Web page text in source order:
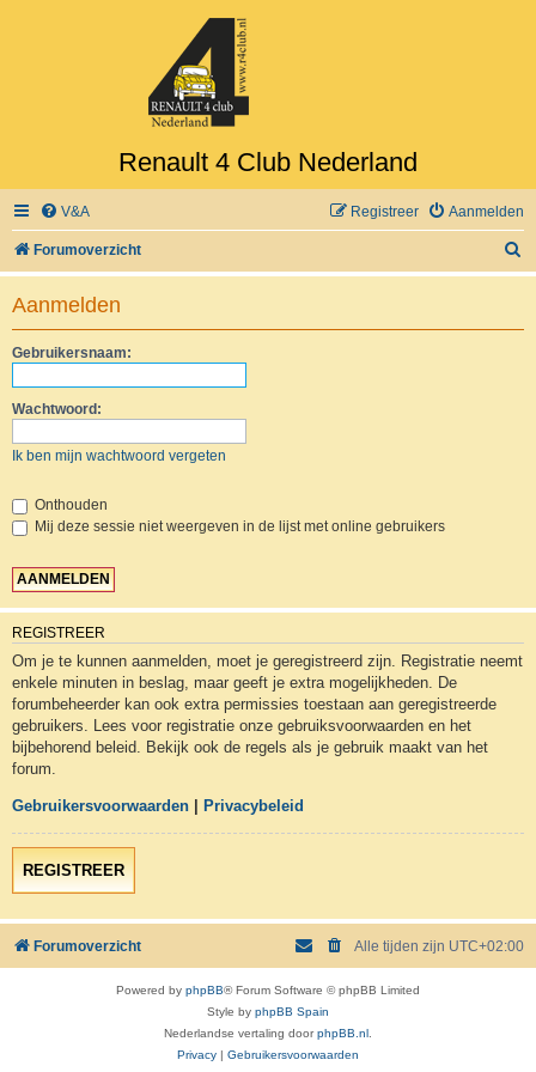
Renault 4 Club Nederland
V&A Aanmelden
Registreer
Forumoverzicht
o
Aanmelden
Gebruikersnaam:
Wachtwoord:
Ik ben mijn wachtwoord vergeten
Onthouden
Mij deze sessie niet weergeven in de lijst met online gebruikers
REGISTREER
Om je te kunnen aanmelden, moet je geregistreerd zijn. Registratie neemt
enkele minuten in beslag, maar geeft je extra mogelijkheden. De
forumbeheerder kan ook extra permissies toestaan aan geregistreerde
gebruikers. Lees voor registratie onze gebruiksvoorwaarden en het
bijbehorend beleid. Bekijk ook de regels als je gebruik maakt van het
forum.
Gebruikersvoorwaarden Privacybeleid
REGISTREER
Forumoverzicht Alle tijden zijn UTC+02:00
Powered by phpBB® Forum Software © phpBB Limited
Style by phpBB Spain
Nederlandse vertaling doorphpBB.nl .
Privacy
Gebruikersvoorwaarden